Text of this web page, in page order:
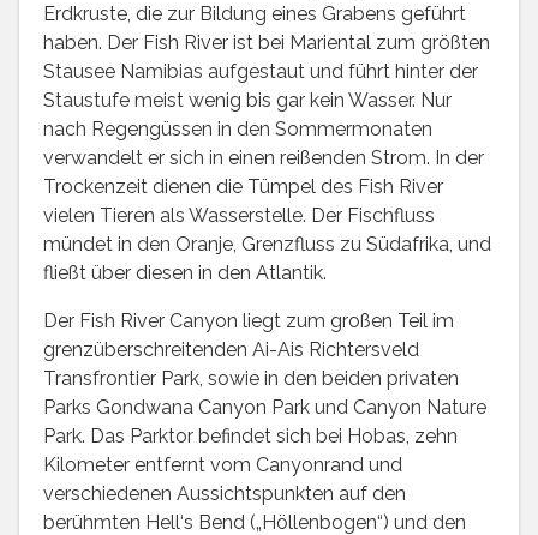
Erdkruste, die zur Bildung eines Grabens geführt
haben. Der Fish River ist bei Mariental zum größten
Stausee Namibias aufgestaut und führt hinter der
Staustufe meist wenig bis gar kein Wasser. Nur
nach Regengüssen in den Sommermonaten
verwandelt er sich in einen reißenden Strom. In der
Trockenzeit dienen die Tümpel des Fish River
vielen Tieren als Wasserstelle. Der Fischfluss
mündet in den Oranje, Grenzfluss zu Südafrika, und
fließt über diesen in den Atlantik.
Der Fish River Canyon liegt zum großen Teil im
grenzüberschreitenden Ai-Ais Richtersveld
Transfrontier Park, sowie in den beiden privaten
Parks Gondwana Canyon Park und Canyon Nature
Park. Das Parktor befindet sich bei Hobas, zehn
Kilometer entfernt vom Canyonrand und
verschiedenen Aussichtspunkten auf den
berühmten Hell‘s Bend („Höllenbogen“) und den